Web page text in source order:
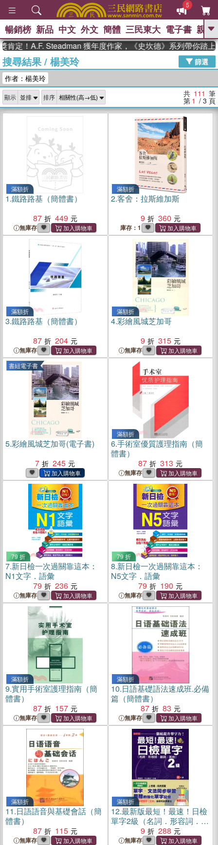
5
GO
高希均教授回憶錄
、 The Odyssey 、 父親節 、 如果歷
獎 臺灣漫遊錄 、 方念華 、 台灣的李
登輝時代
數學女孩：黎曼猜想 、
偉大的迷走神經
暢銷榜 新品 中文 外文 簡體 三民東大 電子書 親子
A.F. Steadman 獲年度作家，《史坎德》系列帶你踏上熱血奇
搜尋結果/ 楊美玲
篩選
作者：楊美玲
顯示 排序 共 111 筆
第 1 / 3 頁
滿額折
1.鐵路路基（簡體書）
87
449
無庫存
滿額折
2.客舍：拉斯維加斯
9
360
庫存：1
滿額折
3.鐵路路基（簡體書）
87
204
無庫存
滿額折
4.彩繪風城芝加哥
9
315
無庫存
書紐電子書
5.彩繪風城芝加哥(電子書)
7
245
滿額折
6.手術室優質護理指南（簡
體書）
87
313
無庫存
79 折
7.新日檢一次過關靠這本：
N1文字．語彙
79
236
無庫存
79 折
8.新日檢一次過關靠這本：
N5文字．語彙
79
190
無庫存
滿額折
9.實用手術室護理指南（簡
體書）
87
157
無庫存
滿額折
10.日語基礎語法速成班.必備
篇（簡體書）
87
83
無庫存
滿額折
11.日語語音與基礎會話（簡
體書）
87
115
無庫存
滿額折
12.最新版最短！最速！日檢
單字2級（名詞．形容詞．副
詞．其他）
9 288
無庫存